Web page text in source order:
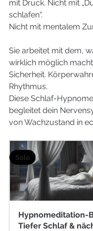
mit Druck. Nicht mit
schlafen“.
Nicht mit mentalem
Sie arbeitet mit dem,
wirklich möglich
Sicherheit.
Rhythmus.
Diese Schlaf-
begleitet dein
von Wachzustand in
Sale
Hypnomeditation-
Tiefer Schlaf &